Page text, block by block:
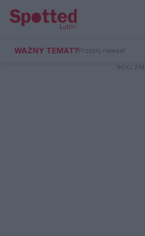
WAŻNY TEMAT?Prześlij newsa!